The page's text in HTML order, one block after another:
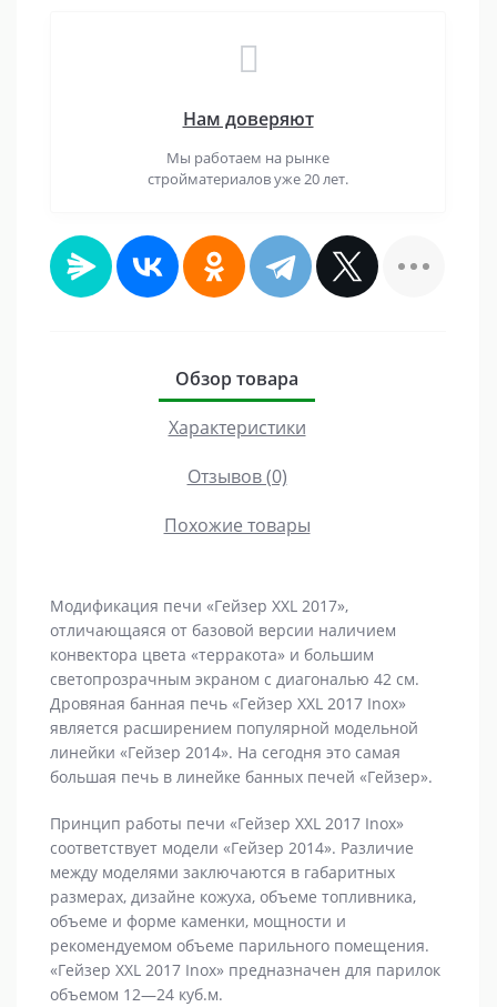
Нам доверяют
Мы работаем на рынке
стройматериалов уже 20 лет.
Обзор товара
Характеристики
Отзывов (0)
Похожие товары
Модификация печи «Гейзер XXL 2017»,
отличающаяся от базовой версии наличием
конвектора цвета «терракота» и большим
светопрозрачным экраном с диагональю 42 см.
Дровяная банная печь «Гейзер XXL 2017 Inox»
является расширением популярной модельной
линейки «Гейзер 2014». На сегодня это самая
большая печь в линейке банных печей «Гейзер».
Принцип работы печи «Гейзер XXL 2017 Inox»
соответствует модели «Гейзер 2014». Различие
между моделями заключаются в габаритных
размерах, дизайне кожуха, объеме топливника,
объеме и форме каменки, мощности и
рекомендуемом объеме парильного помещения.
«Гейзер XXL 2017 Inox» предназначен для парилок
объемом 12—24 куб.м.